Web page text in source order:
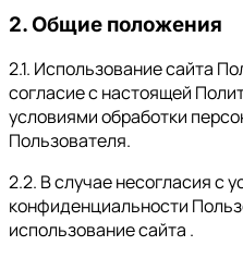
2. Общие положения
2.1. Использование сайта
согласие с настоящей
условиями обработки
Пользователя.
2.2. В случае несогласия с
конфиденциальности
использование сайта .